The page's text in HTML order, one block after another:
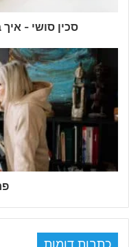
סכין סושי -
כתבות דומות